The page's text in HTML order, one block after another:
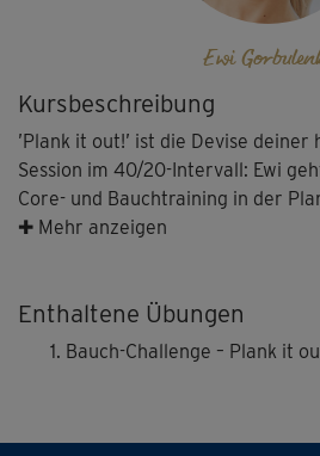
Kursbeschreibung
’Plank it out!’ ist die Devise
Session im 40/20-Intervall: Ewi
Core- und Bauchtraining in der
Unterarm-Stütz). Nicht nur das
✚ Mehr anzeigen
Enthaltene Übungen
Bauch-Challenge – Plank it
Ewi